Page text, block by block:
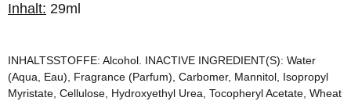
Inhalt: 29ml
INHALTSSTOFFE: Alcohol. INACTIVE INGREDIENT(S): Water
(Aqua, Eau), Fragrance (Parfum), Carbomer, Mannitol, Isopropyl
Myristate, Cellulose, Hydroxyethyl Urea, Tocopheryl Acetate, Wheat